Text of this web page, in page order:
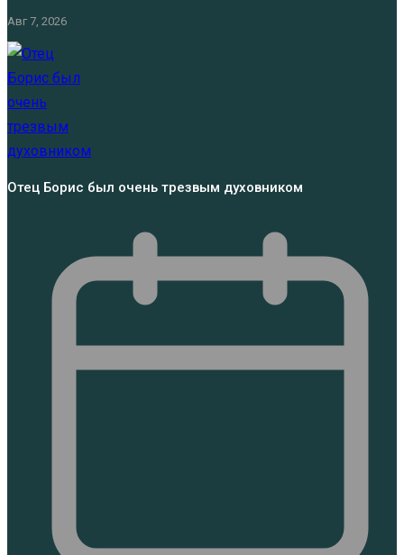
Авг 7, 2026
Отец Борис был очень трезвым духовником